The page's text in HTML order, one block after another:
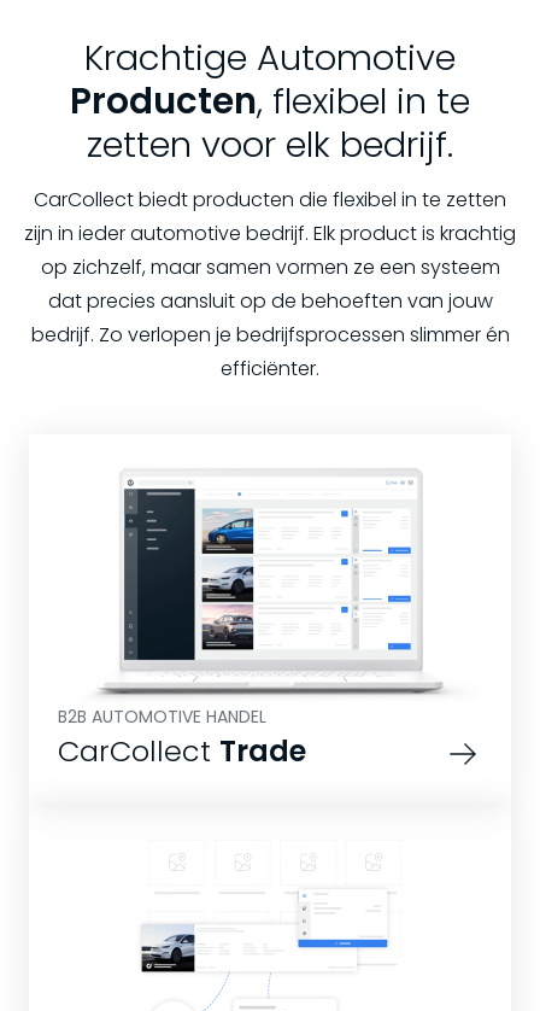
Krachtige Automotive
Producten, flexibel in te
zetten voor elk bedrijf.
CarCollect biedt producten die flexibel in te zetten
zijn in ieder automotive bedrijf. Elk product is krachtig
op zichzelf, maar samen vormen ze een systeem
dat precies aansluit op de behoeften van jouw
bedrijf. Zo verlopen je bedrijfsprocessen slimmer én
efficiënter.
B2B AUTOMOTIVE HANDEL
CarCollect Trade